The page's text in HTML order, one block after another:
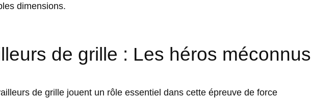
dimensions.
de grille : Les héros méconnus
de grille jouent un rôle essentiel dans cette épreuve de force